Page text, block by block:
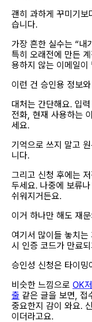
괜히 과하게 꾸미기
습니다.
가장 흔한 실수는 “내
특히 오래전에 만든
용하지 않는 이메일이
이런 건 승인용 정보
대처는 간단해요. 입
전화, 현재 사용하는
세요.
기억으로 쓰지 말고
니다.
그리고 신청 후에는
두세요. 나중에 보류
쉬워지거든요.
이거 하나만 해도 재
여기서 많이들 놓치
시 인증 코드가 만료
승인성 신청은 타이밍
비슷한 느낌으로 OK
출 같은 글을 보면, 접
중요한지 감이 와요.
이더라고요.